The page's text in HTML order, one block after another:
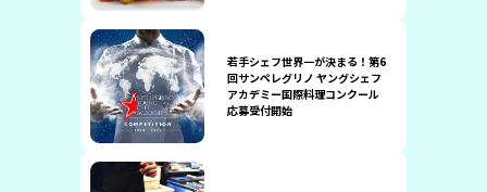
若手シェフ世界一が決まる！第6
回サンペレグリノ ヤングシェフ
アカデミー国際料理コンクール
応募受付開始